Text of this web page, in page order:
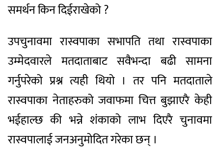
समर्थन किन दिईराखेको ?
उपचुनावमा रास्वपाका सभापति तथा रास्वपाका
उम्मेदवारले मतदाताबाट सवैभन्दा बढी सामना
गर्नुपरेको प्रश्न त्यही थियो । तर पनि मतदाताले
रास्वपाका नेताहरुको जवाफमा चित्त बुझाएरै केही
भईहाल्छ की भन्ने शंकाको लाभ दिएरै चुनावमा
रास्वपालाई जनअनुमोदित गरेका छन् ।